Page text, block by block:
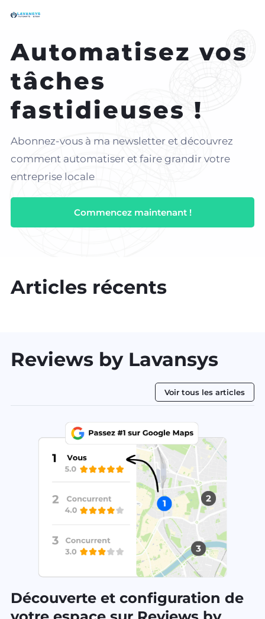
Automatisez vos
tâches
fastidieuses !
Abonnez-vous à ma newsletter et découvrez
comment automatiser et faire grandir votre
entreprise locale
Commencez maintenant !
Articles récents
Reviews by Lavansys
Voir tous les articles
Découverte et configuration de